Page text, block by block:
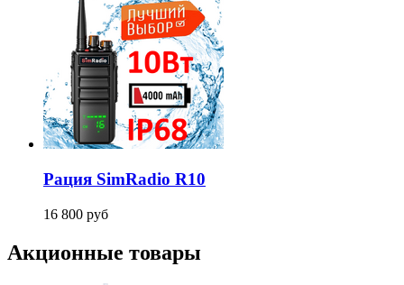
Рация SimRadio R10
16 800 руб
Акционные товары